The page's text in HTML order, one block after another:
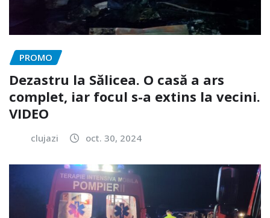
PROMO
Dezastru la Sălicea. O casă a ars
complet, iar focul s-a extins la vecini.
VIDEO
clujazi oct. 30, 2024